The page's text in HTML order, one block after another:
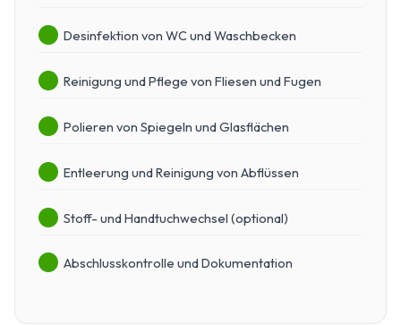
Desinfektion von WC und Waschbecken
Reinigung und Pflege von Fliesen und Fugen
Polieren von Spiegeln und Glasflächen
Entleerung und Reinigung von Abflüssen
Stoff- und Handtuchwechsel (optional)
Abschlusskontrolle und Dokumentation